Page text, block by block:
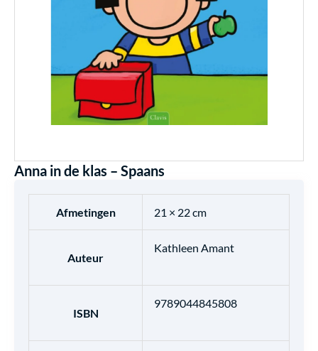
Anna in de klas – Spaans
Afmetingen 21 × 22 cm
Auteur
Kathleen Amant
ISBN
9789044845808